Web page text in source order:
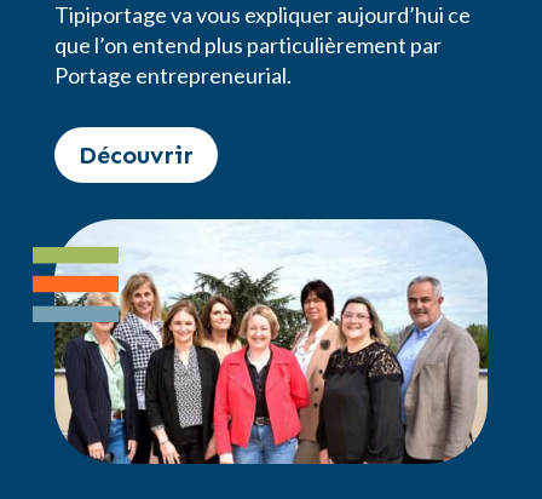
Tipiportage va vous expliquer aujourd’hui ce
que l’on entend plus particulièrement par
Portage entrepreneurial.
Découvrir